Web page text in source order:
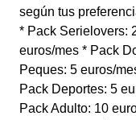
según tus
* Pack Serielovers:
euros/mes * Pack
Peques: 5 euros/
Pack Deportes: 5
Pack Adulto: 10